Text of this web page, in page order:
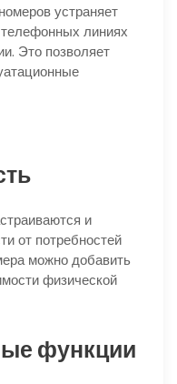
устраняет
линиях
Это позволяет
и
от потребностей
можно добавить
физической
функции